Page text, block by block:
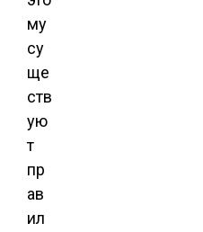
му
су
ще
ств
ую
т
пр
ав
ил